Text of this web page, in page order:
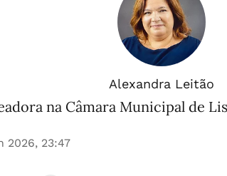
Alexandra Leitão
na Câmara Municipal de
2026, 23:47